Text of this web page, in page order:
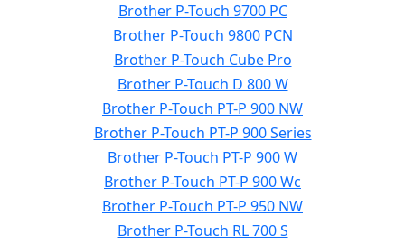
Brother P-Touch 9700 PC
Brother P-Touch 9800 PCN
Brother P-Touch Cube Pro
Brother P-Touch D 800 W
Brother P-Touch PT-P 900 NW
Brother P-Touch PT-P 900 Series
Brother P-Touch PT-P 900 W
Brother P-Touch PT-P 900 Wc
Brother P-Touch PT-P 950 NW
Brother P-Touch RL 700 S